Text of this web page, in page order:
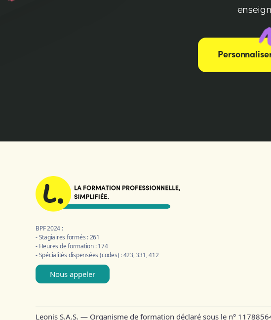
BPF 2024 :
- Stagiaires formés : 261
- Heures de formation : 174
- Spécialités dispensées (codes) : 423, 331, 412
Nous appeler
Leonis S.A.S. — Organisme de formation déclaré sous le n°